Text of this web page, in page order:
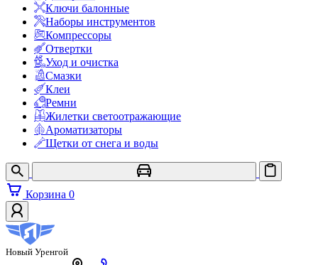
Ключи балонные
Наборы инструментов
Компрессоры
Отвертки
Уход и очистка
Смазки
Клеи
Ремни
Жилетки светоотражающие
Ароматизаторы
Щетки от снега и воды
Корзина 0
Новый Уренгой